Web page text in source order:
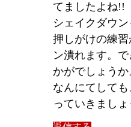
てましたよね!!
シェイクダウ
押しがけの練
ン潰れます。
かがでしょうか
なんにてして
っていきまし